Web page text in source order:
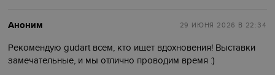
Аноним 29 ИЮНЯ 2026 В 22:34
Рекомендую gudart всем, кто ищет вдохновения! Выставки
замечательные, и мы отлично проводим время :)